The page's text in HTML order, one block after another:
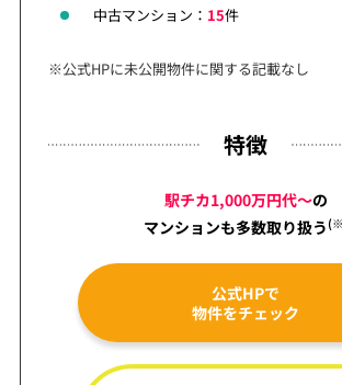
中古マンション： 15件
※公式HPに未公開物件に関する記載なし
特徴
駅チカ1,000万円代～の
マンションも多数取り扱う
公式HPで
物件をチェック